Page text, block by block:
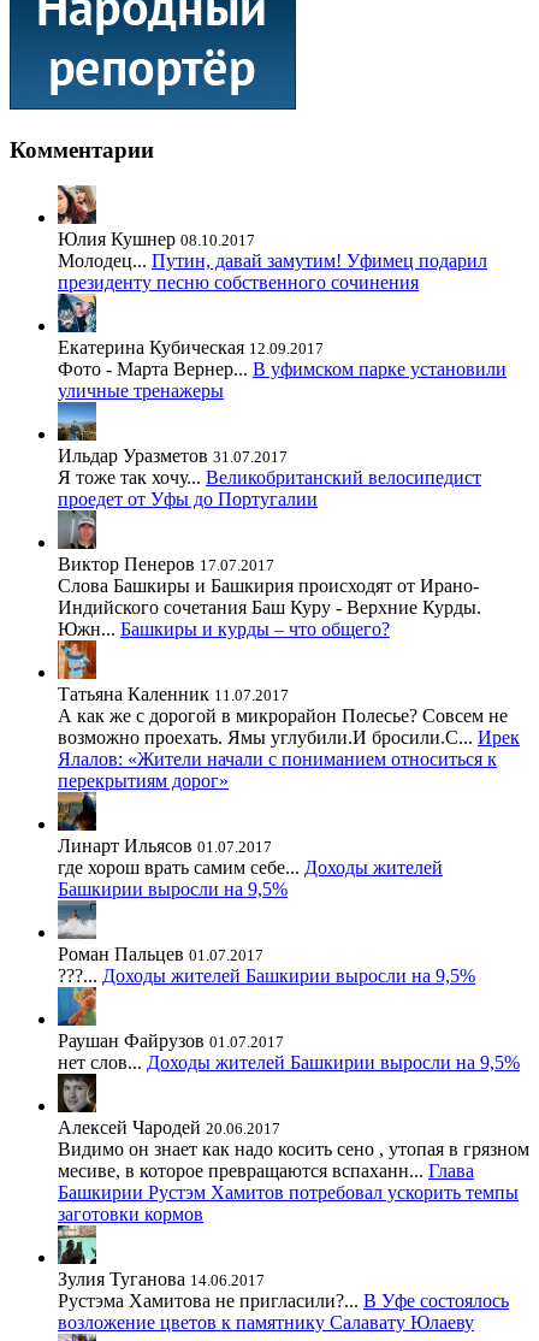
Комментарии
Юлия Кушнер 08.10.2017
Молодец... Путин, давай замутим! Уфимец подарил
президенту песню собственного сочинения
Екатерина Кубическая 12.09.2017
Фото - Марта Вернер... В уфимском парке установили
уличные тренажеры
Ильдар Уразметов 31.07.2017
Я тоже так хочу... Великобританский велосипедист
проедет от Уфы до Португалии
Виктор Пенеров 17.07.2017
Слова Башкиры и Башкирия происходят от Ирано-
Индийского сочетания Баш Куру - Верхние Курды.
Южн... Башкиры и курды – что общего?
Татьяна Каленник 11.07.2017
А как же с дорогой в микрорайон Полесье? Совсем не
возможно проехать. Ямы углубили.И бросили.С... Ирек
Ялалов: «Жители начали с пониманием относиться к
перекрытиям дорог»
Линарт Ильясов 01.07.2017
где хорош врать самим себе... Доходы жителей
Башкирии выросли на 9,5%
Роман Пальцев 01.07.2017
???... Доходы жителей Башкирии выросли на 9,5%
Раушан Файрузов 01.07.2017
нет слов... Доходы жителей Башкирии выросли на 9,5%
Алексей Чародей 20.06.2017
Видимо он знает как надо косить сено , утопая в грязном
месиве, в которое превращаются вспаханн... Глава
Башкирии Рустэм Хамитов потребовал ускорить темпы
заготовки кормов
Зулия Туганова 14.06.2017
Рустэма Хамитова не пригласили?... В Уфе состоялось
возложение цветов к памятнику Салавату Юлаеву